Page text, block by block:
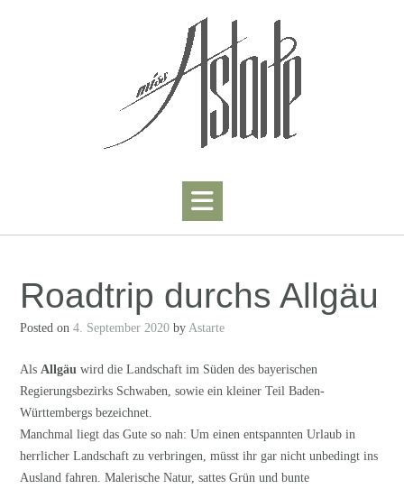
Roadtrip durchs Allgäu
Posted on 4. September 2020 by Astarte
Als Allgäu wird die Landschaft im Süden des bayerischen
Regierungsbezirks Schwaben, sowie ein kleiner Teil Baden-
Württembergs bezeichnet.
Manchmal liegt das Gute so nah: Um einen entspannten Urlaub in
herrlicher Landschaft zu verbringen, müsst ihr gar nicht unbedingt ins
Ausland fahren. Malerische Natur, sattes Grün und bunte